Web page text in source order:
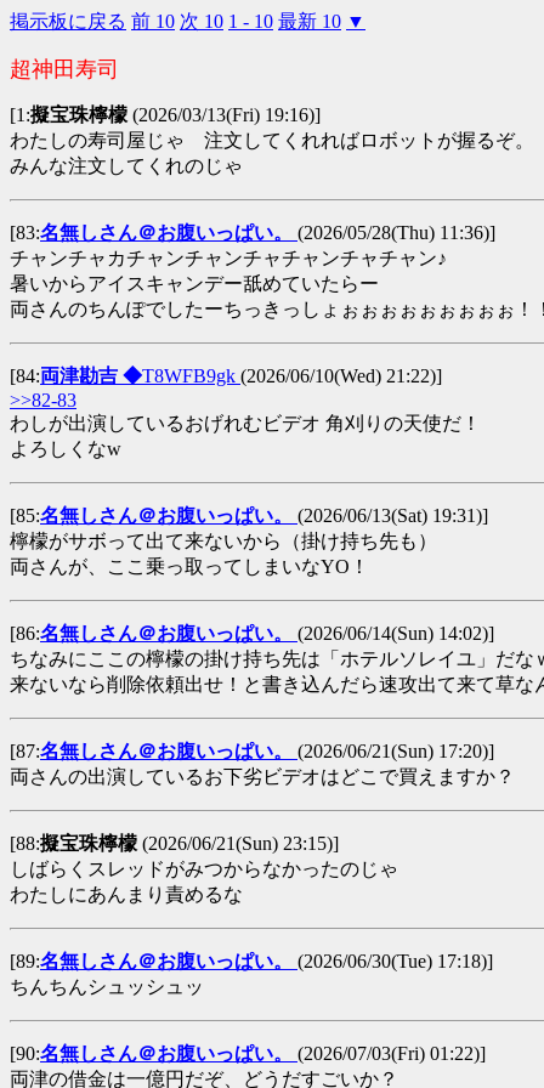
掲示板に戻る 前 10 次 10 1 - 10 最新 10 ▼
超神田寿司
[1:擬宝珠檸檬 (2026/03/13(Fri) 19:16)]
わたしの寿司屋じゃ 注文してくれればロボットが握るぞ。
みんな注文してくれのじゃ
[83:名無しさん＠お腹いっぱい。 (2026/05/28(Thu) 11:36)]
チャンチャカチャンチャンチャチャンチャチャン♪
暑いからアイスキャンデー舐めていたらー
両さんのちんぽでしたーちっきっしょぉぉぉぉぉぉぉぉぉ！
[84:両津勘吉 ◆T8WFB9gk (2026/06/10(Wed) 21:22)]
>>82-83
わしが出演しているおげれむビデオ 角刈りの天使だ！
よろしくなw
[85:名無しさん＠お腹いっぱい。 (2026/06/13(Sat) 19:31)]
檸檬がサボって出て来ないから（掛け持ち先も）
両さんが、ここ乗っ取ってしまいなYO！
[86:名無しさん＠お腹いっぱい。 (2026/06/14(Sun) 14:02)]
ちなみにここの檸檬の掛け持ち先は「ホテルソレイユ」だな
来ないなら削除依頼出せ！と書き込んだら速攻出て来て草な
[87:名無しさん＠お腹いっぱい。 (2026/06/21(Sun) 17:20)]
両さんの出演しているお下劣ビデオはどこで買えますか？
[88:擬宝珠檸檬 (2026/06/21(Sun) 23:15)]
しばらくスレッドがみつからなかったのじゃ
わたしにあんまり責めるな
[89:名無しさん＠お腹いっぱい。 (2026/06/30(Tue) 17:18)]
ちんちんシュッシュッ
[90:名無しさん＠お腹いっぱい。 (2026/07/03(Fri) 01:22)]
両津の借金は一億円だぞ、どうだすごいか？